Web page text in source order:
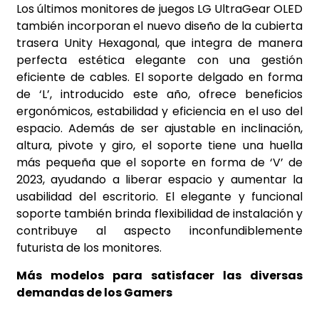
Los últimos monitores de juegos LG UltraGear OLED
también incorporan el nuevo diseño de la cubierta
trasera Unity Hexagonal, que integra de manera
perfecta estética elegante con una gestión
eficiente de cables. El soporte delgado en forma
de ‘L’, introducido este año, ofrece beneficios
ergonómicos, estabilidad y eficiencia en el uso del
espacio. Además de ser ajustable en inclinación,
altura, pivote y giro, el soporte tiene una huella
más pequeña que el soporte en forma de ‘V’ de
2023, ayudando a liberar espacio y aumentar la
usabilidad del escritorio. El elegante y funcional
soporte también brinda flexibilidad de instalación y
contribuye al aspecto inconfundiblemente
futurista de los monitores.
Más modelos para satisfacer las diversas
demandas de los Gamers